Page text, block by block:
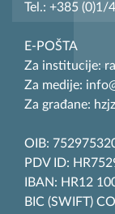
Tel.: +385 (0)1/
E-POŠTA
Za institucije:
Za medije:
Za građane:
OIB:
PDV ID:
IBAN: HR12
BIC (SWIFT)